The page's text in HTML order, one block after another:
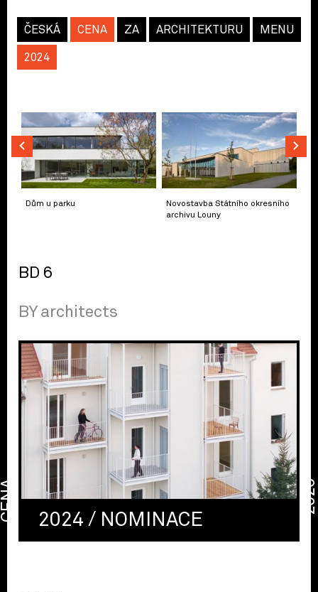
ČESKÁ CENA ZA ARCHITEKTURU
2024
MENU
Dům u parku
Novostavba Státního okresního
archivu Louny
BD 6
BY architects
2024 / NOMINACE
CENA 2026